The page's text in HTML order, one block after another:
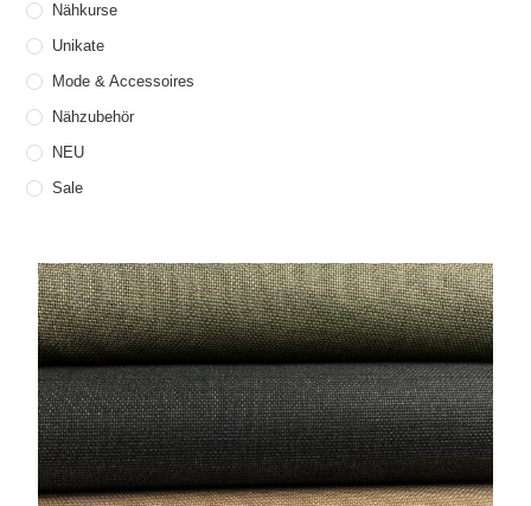
Nähkurse
Unikate
Mode & Accessoires
Nähzubehör
NEU
Sale